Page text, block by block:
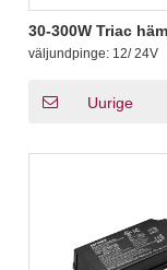
30-300W Triac
välistingimustes
madalpinge trafo
väljundpinge: 12/ 24V
Uurige